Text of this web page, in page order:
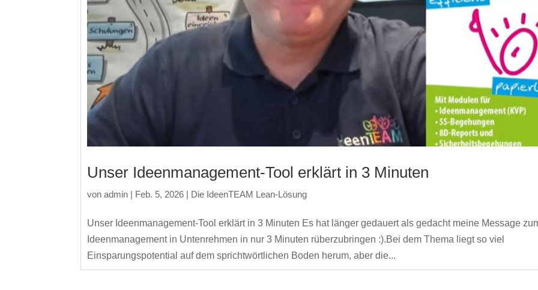
Unser Ideenmanagement-Tool erklärt in 3 Minuten
vonadmin | Feb. 5, 2026 | Die IdeenTEAM Lean-Lösung
Unser Ideenmanagement-Tool erklärt in 3 Minuten Es hat länger gedauert als gedacht meine Message
Ideenmanagement in Untenrehmen in nur 3 Minuten rüberzubringen :).Bei dem Thema liegt so viel
Einsparungspotential auf dem sprichtwörtlichen Boden herum, aber die...